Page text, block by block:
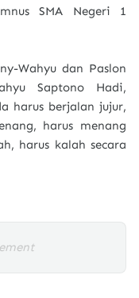
SMA Negeri 1
Wahyu dan Paslon
Saptono Hadi,
harus berjalan jujur,
harus menang
harus kalah secara